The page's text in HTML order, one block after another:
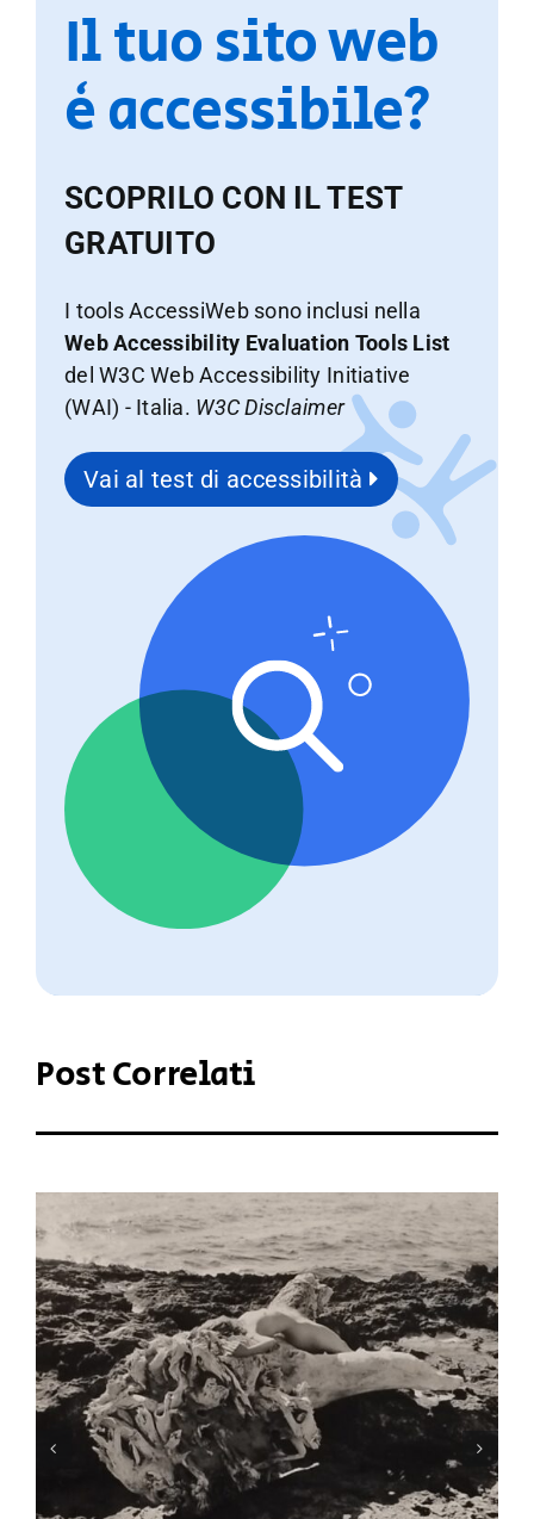
Il tuo sito web
è accessibile?
SCOPRILO CON IL TEST
GRATUITO
I tools AccessiWeb sono inclusi nella
Web Accessibility Evaluation Tools List
del W3C Web Accessibility Initiative
(WAI) - Italia. W3C Disclaimer
Vai al test di accessibilità
Post Correlati